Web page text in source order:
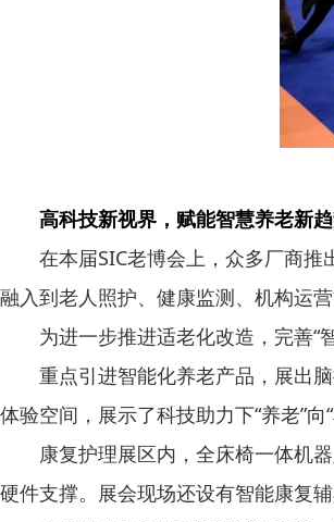
高科技新视界，赋能智慧养老新
在本届SIC老博会上，众多厂商
融入到老人照护、健康监测、机构运
为进一步推进适老化改造，完善“
重点引进智能化养老产品，展出
体验空间，展示了科技助力下“养老”向“
康复护理展区内，全床椅一体机
硬件支撑。展会现场还设有智能康复